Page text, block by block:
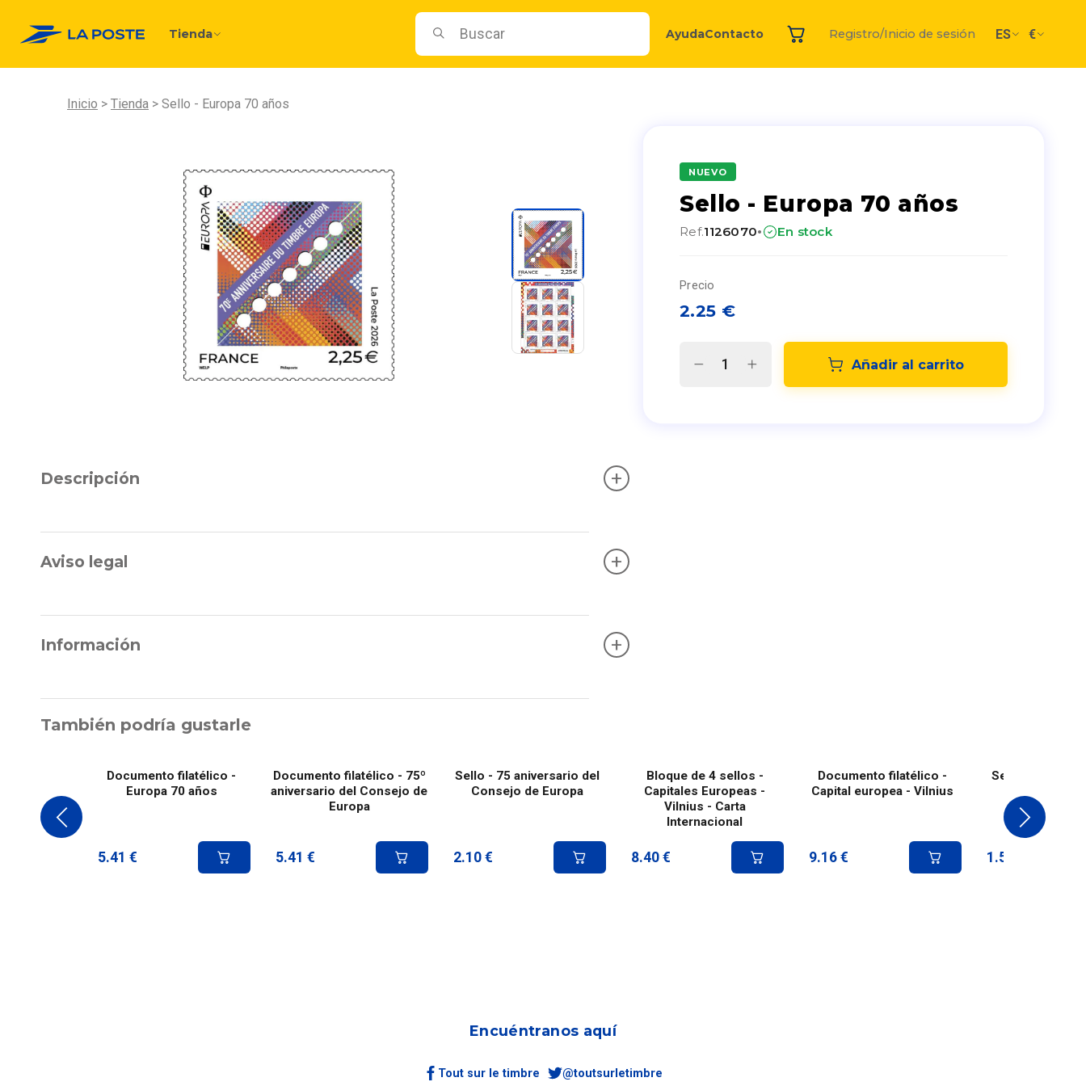
Tienda AyudaContacto Registro/Inicio de sesión ES €
Inicio Tienda Sello - Europa 70 años
NUEVO
Sello - Europa 70 años
Ref.1126070· En stock
Precio
2.25 €
Añadir al carrito
Descripción +
Aviso legal +
Información +
También podría gustarle
Documento filatélico -
Europa 70 años
5.41 €
Documento filatélico - 75º
aniversario del Consejo de
Europa
5.41 €
Sello - 75 aniversario del
Consejo de Europa
2.10 €
Bloque de 4 sellos -
Capitales Europeas -
Vilnius - Carta
Internacional
8.40 €
Documento filatélico -
Capital europea - Vilnius
9.16 €
Sello - L'œuvre
1.52
Encuéntranos aquí
Tout sur le timbre @toutsurletimbre